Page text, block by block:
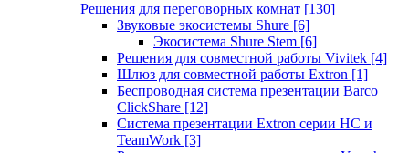
Решения для переговорных комнат [130]
Звуковые экосистемы Shure [6]
Экосистема Shure Stem [6]
Решения для совместной работы Vivitek [4]
Шлюз для совместной работы Extron [1]
Беспроводная система презентации Barco
ClickShare [12]
Система презентации Extron серии HC и
TeamWork [3]